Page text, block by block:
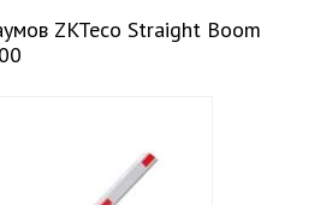
ZKTeco Straight Boom